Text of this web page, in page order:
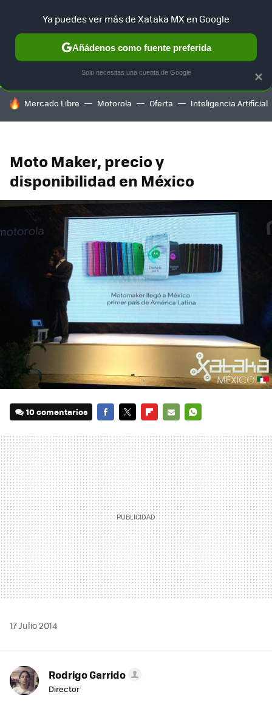
SELECCIÓN GAMING HOME AUTO TERRITORIO
HOY SE HABLA DE
Mercado Libre Motorola Oferta Inteligencia Artificial
Moto Maker, precio y
disponibilidad en México
10 comentarios
MAIL
17 Julio 2014
Rodrigo Garrido
Director
×
Ya puedes ver más de Xataka MX en Google
Añádenos como fuente preferida
Solo necesitas una cuenta de Google